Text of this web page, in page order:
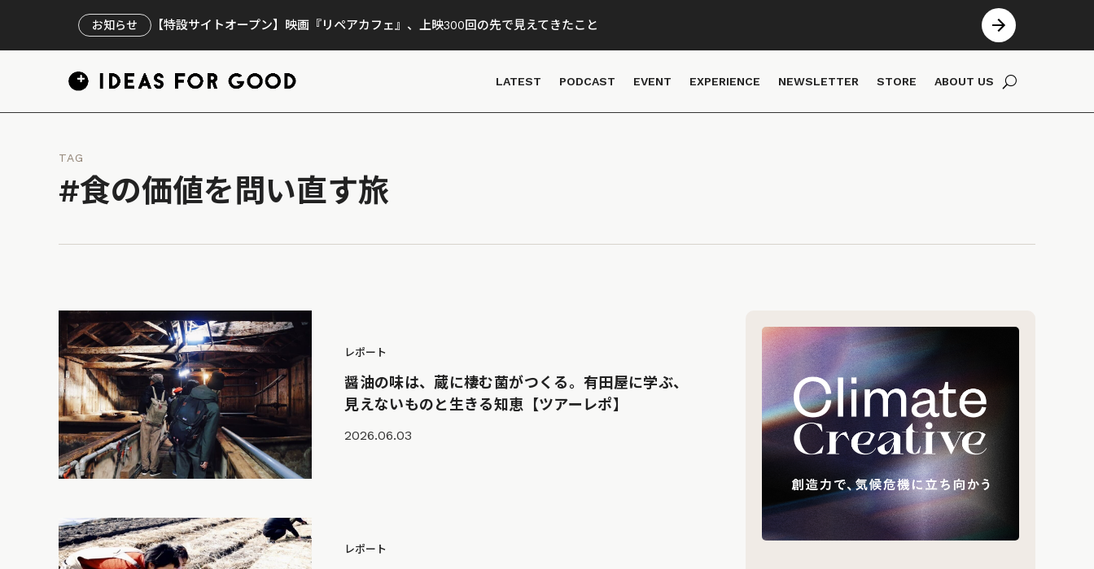
お知らせ 【特設サイトオープン】映画『リペアカフェ』、上映300回の先で見えてきたこと
LATEST PODCAST EVENT EXPERIENCE NEWSLETTER STORE ABOUT US
TAG
#食の価値を問い直す旅
レポート
醤油の味は、蔵に棲む菌がつくる。有田屋に学ぶ、
見えないものと生きる知恵【ツアーレポ】
2026.06.03
レポート